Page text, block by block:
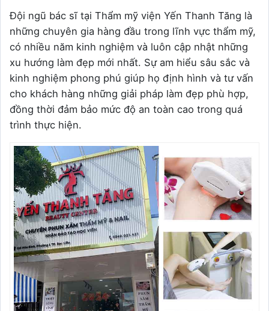
Đội ngũ bác sĩ tại Thẩm mỹ viện Yến Thanh Tăng là
những chuyên gia hàng đầu trong lĩnh vực thẩm mỹ,
có nhiều năm kinh nghiệm và luôn cập nhật những
xu hướng làm đẹp mới nhất. Sự am hiểu sâu sắc và
kinh nghiệm phong phú giúp họ định hình và tư vấn
cho khách hàng những giải pháp làm đẹp phù hợp,
đồng thời đảm bảo mức độ an toàn cao trong quá
trình thực hiện.